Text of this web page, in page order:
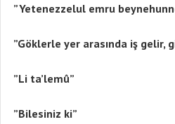
”Yetenezzelul emru
”Göklerle yer arasında iş gelir,
”Li ta’lemû”
”Bilesiniz ki”